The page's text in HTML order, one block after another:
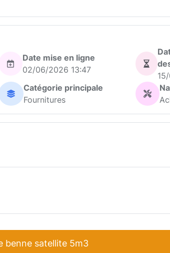
Date mise en ligne
02/06/2026 13:47
Catégorie principale
Fournitures
benne satellite 5m3